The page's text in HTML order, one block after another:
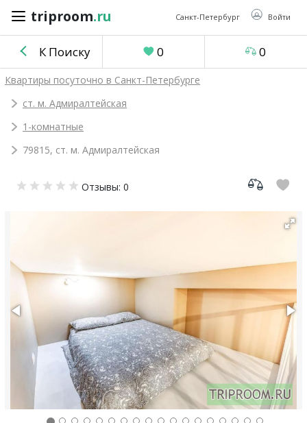
triproom.ru Санкт-Петербург Войти
triproom .ru
Российский
Войти / Зарегистрироваться
объявление
К Поиску 0 0
Квартиры посуточно в Санкт-Петербурге
ст. м. Адмиралтейская
1-комнатные
79815, ст. м. Адмиралтейская
Отзывы: 0